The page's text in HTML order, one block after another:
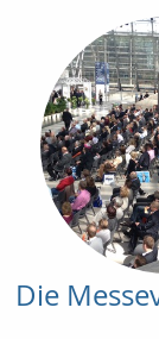
Die